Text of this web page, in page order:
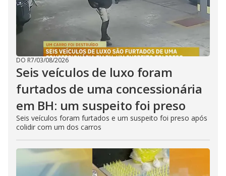
DO R7/03/08/2026
Seis veículos de luxo foram
furtados de uma concessionária
em BH: um suspeito foi preso
Seis veículos foram furtados e um suspeito foi preso após
colidir com um dos carros